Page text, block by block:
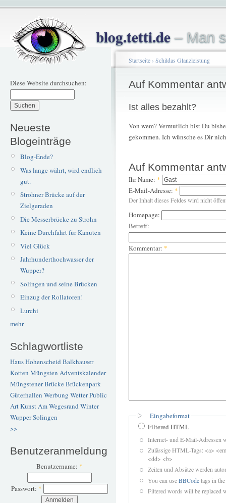
blog.tetti.de– Man
Diese Website durchsuchen:
Neueste
Blogeinträge
Blog-Ende?
Was lange währt, wird endlich
gut.
Strohner Brücke auf der
Zielgeraden
Die Messerbrücke zu Strohn
Keine Durchfahrt für Kanuten
Viel Glück
Jahrhunderthochwasser der
Wupper?
Solingen und seine Brücken
Einzug der Rollatoren!
Lurchi
mehr
Schlagwortliste
Haus Hohenscheid Balkhauser
Kotten Müngsten Adventskalender
Müngstener BrückeBrückenpark
Güterhallen Werbung WetterPublic
ArtKunstAm Wegesrand Winter
WupperSolingen
>>
Benutzeranmeldung
Benutzername: *
Passwort: *
Startseite› Schildas Glanzleistung
Auf Kommentar
Ist alles bezahlt?
Von wem? Vermutlich bist Du
gekommen. Ich wünsche es Dir
Auf Kommentar
Ihr Name: *
E-Mail-Adresse: *
Der Inhalt dieses Feldes wird nicht
Homepage:
Betreff:
Kommentar: *
Eingabeformat
Filtered HTML
Internet- und E-Mail-Adressen
Zulässige HTML-Tags: <a>
<dd> <b>
Zeilen und Absätze werden
You can useBBCodetags in
Filtered words will be replaced